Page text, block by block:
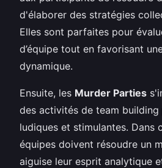
d'élaborer des stratégies
Elles sont parfaites pour
d’équipe tout en favorisant
dynamique.
Ensuite, les Murder Parties
des activités de team
ludiques et stimulantes. Dans
équipes doivent résoudre un
aiguise leur esprit analytique